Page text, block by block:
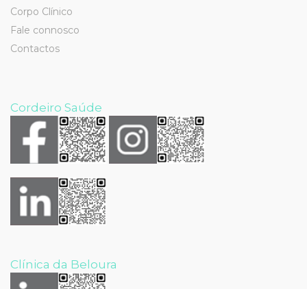
Corpo Clínico
Fale connosco
Contactos
Cordeiro Saúde
Clínica da Beloura